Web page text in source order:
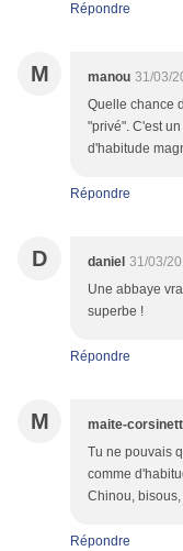
Répondre
M manou 31/03/
Quelle chance
"privé". C'est
d'habitude
Répondre
D daniel 31/03/
Une abbaye
superbe !
Répondre
M maite-
Tu ne pouvais
comme
Chinou,
Répondre